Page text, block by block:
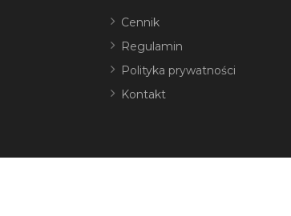
Cennik
Regulamin
Polityka prywatności
Kontakt